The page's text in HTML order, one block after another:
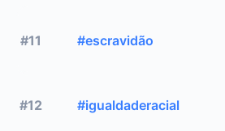
#11 #escravidão
#12 #igualdaderacial